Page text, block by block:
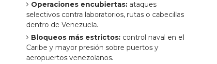
Operaciones encubiertas:ataques
selectivos contra laboratorios, rutas o cabecillas
dentro de Venezuela.
Bloqueos más estrictos:control naval en el
Caribe y mayor presión sobre puertos y
aeropuertos venezolanos.